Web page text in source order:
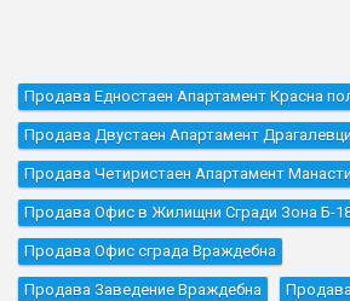
Продава Едностаен Апартамент Красна
Продава Двустаен Апартамент Драгалевци
Продава Четиристаен Апартамент
Продава Офис в Жилищни Сгради Зона Б-
Продава Офис сграда Враждебна
Продава Заведение Враждебна